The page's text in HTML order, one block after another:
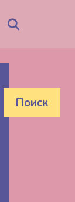
Поиск